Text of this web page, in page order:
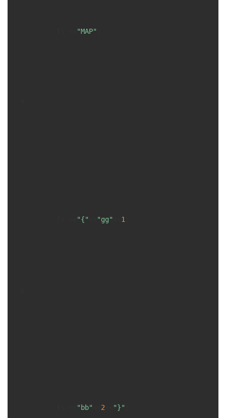
"MAP"
"{" "gg" 1
"bb" 2 "}"